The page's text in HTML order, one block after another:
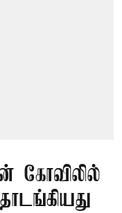
கோவிலில்